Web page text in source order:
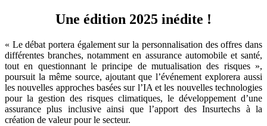
Une édition 2025 inédite !
« Le débat portera également sur la personnalisation des offres dans
différentes branches, notamment en assurance automobile et santé,
tout en questionnant le principe de mutualisation des risques »,
poursuit la même source, ajoutant que l’événement explorera aussi
les nouvelles approches basées sur l’IA et les nouvelles technologies
pour la gestion des risques climatiques, le développement d’une
assurance plus inclusive ainsi que l’apport des Insurtechs à la
création de valeur pour le secteur.